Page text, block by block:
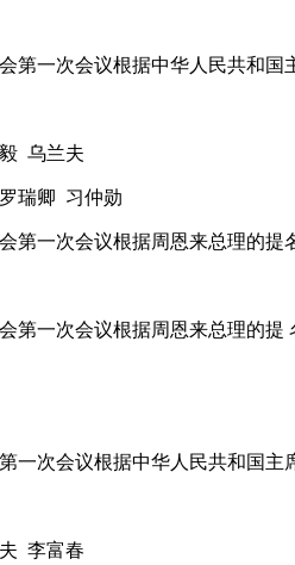
第一次会议根据中华人民共和国
乌兰夫
瑞卿 习仲勋
第一次会议根据周恩来总理的提
第一次会议根据周恩来总理的提
一次会议根据中华人民共和国主
李富春